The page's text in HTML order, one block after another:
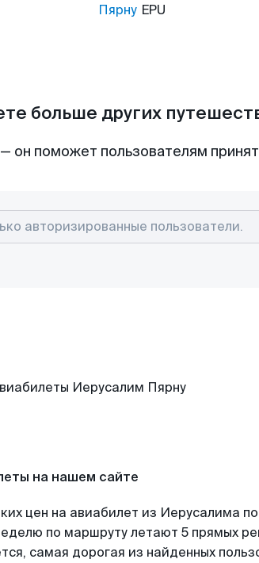
Пярну EPU
больше других
он поможет пользователям
на нашем сайте
цен на авиабилет из Иерусалима
по маршруту летают 5 прямых
самая дорогая из найденных